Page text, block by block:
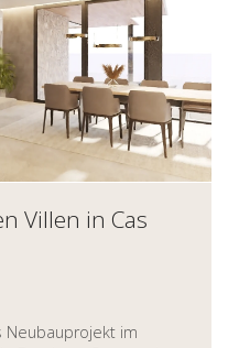
Villen in Cas
Neubauprojekt im